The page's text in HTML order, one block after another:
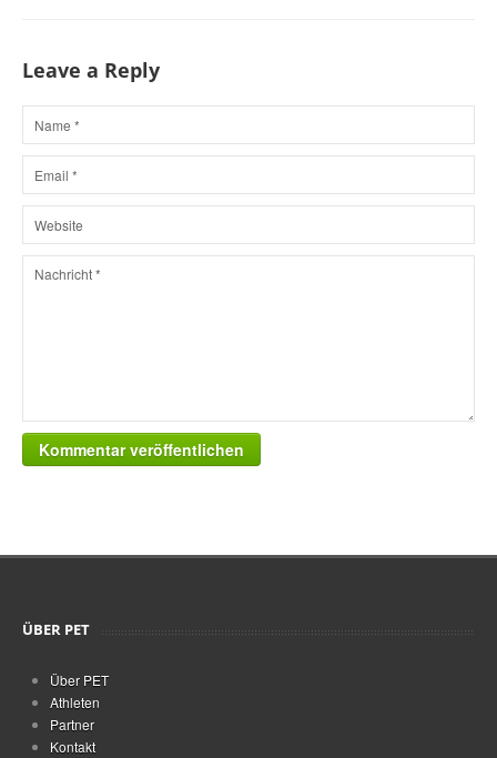
Leave a Reply
Kommentar veröffentlichen
ÜBER PET
Über PET
Athleten
Partner
Kontakt